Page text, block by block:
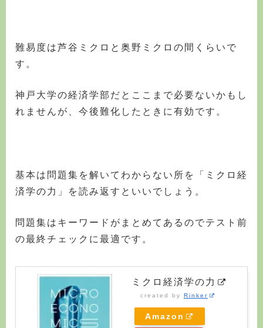
難易度は芦谷ミクロと奥野ミクロの間くらいで
す。
神戸大学の経済学部だとここまで必要ないかもし
れませんが、今後難化したときに有効です。
基本は問題集を解いてわからない所を「ミクロ経
済学の力」を読み返すといいでしょう。
問題集はキーワードがまとめてあるのでテスト前
の最終チェックに最適です。
ミクロ経済学の力
created by Rinker
Amazon